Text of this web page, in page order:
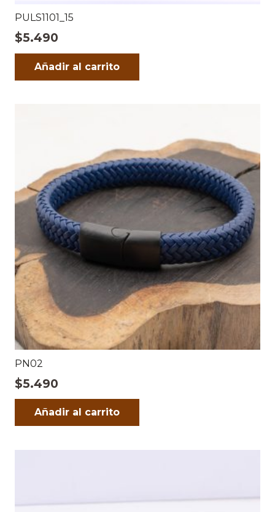
PULS1101_15
$5.490
Añadir al carrito
PN02
$5.490
Añadir al carrito